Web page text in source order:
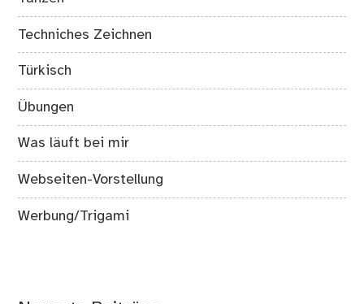
Techniches Zeichnen
Türkisch
Übungen
Was läuft bei mir
Webseiten-Vorstellung
Werbung/Trigami